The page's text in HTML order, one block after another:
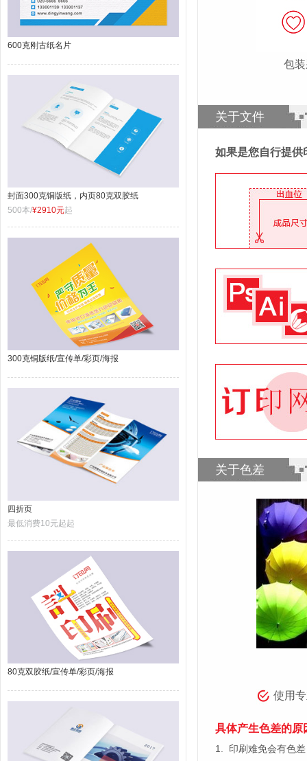
600克刚古纸名片
封面300克铜版纸，内页80克双胶纸
500本/¥2910元起
300克铜版纸/宣传单/彩页/海报
四折页
最低消费10元起起
80克双胶纸/宣传单/彩页/海报
包
关于文件
如果是您自行提供
关于色差
使用
具体产生色差的原
1.
印刷难免会有色